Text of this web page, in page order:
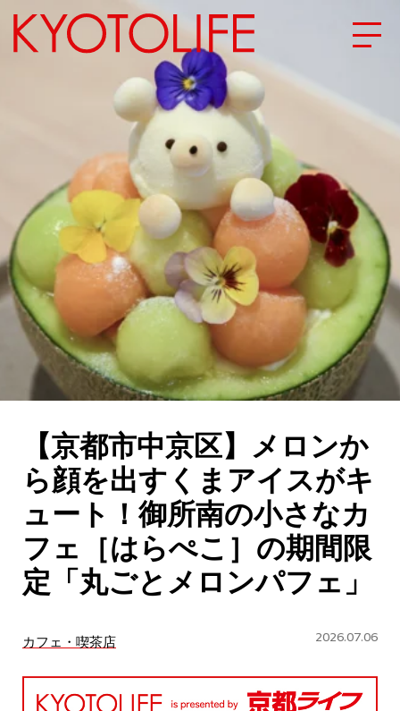
エリアから探す
地図から探す
カテゴリーから探す
SPECIAL
NEW OPEN
SERIES
CULTURE
ABOUT US
Instagram
チケットプレゼント応募
MAIN MENU
【京都市中京区】メロンか
ら顔を出すくまアイスがキ
ュート！御所南の小さなカ
フェ［はらぺこ］の期間限
定「丸ごとメロンパフェ」
カフェ・喫茶店 2026.07.06